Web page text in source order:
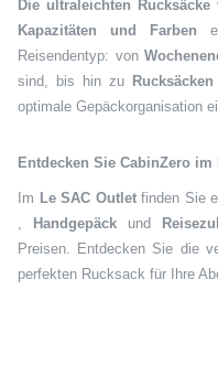
Die ultraleichten Rucksäcke
Kapazitäten und Farben
Reisendentyp: von
sind, bis hin zu
optimale Gepäckorganisation
Entdecken Sie CabinZero im
Im Le SAC Outletfinden Sie
Handgepäck und
Preisen. Entdecken Sie die
perfekten Rucksack für Ihre